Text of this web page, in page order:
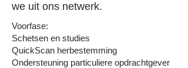
we uit ons netwerk.
Voorfase:
Schetsen en studies
QuickScan herbestemming
Ondersteuning particuliere opdrachtgever